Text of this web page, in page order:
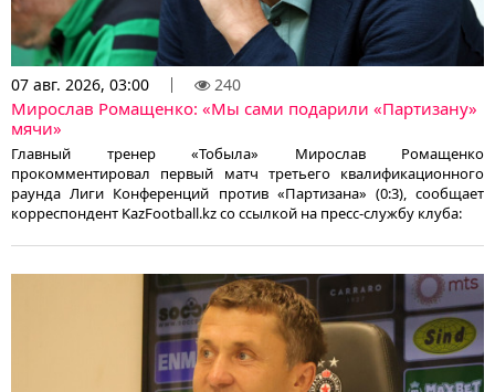
07 авг. 2026, 03:00 240
Мирослав Ромащенко: «Мы сами подарили «Партизану»
мячи»
Главный тренер «Тобыла» Мирослав Ромащенко
прокомментировал первый матч третьего квалификационного
раунда Лиги Конференций против «Партизана» (0:3), сообщает
корреспондент KazFootball.kz со ссылкой на пресс-службу клуба: